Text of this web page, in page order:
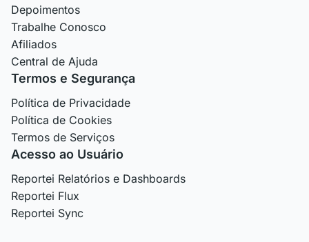
Depoimentos
Trabalhe Conosco
Afiliados
Central de Ajuda
Termos e Segurança
Política de Privacidade
Política de Cookies
Termos de Serviços
Acesso ao Usuário
Reportei Relatórios e Dashboards
Reportei Flux
Reportei Sync